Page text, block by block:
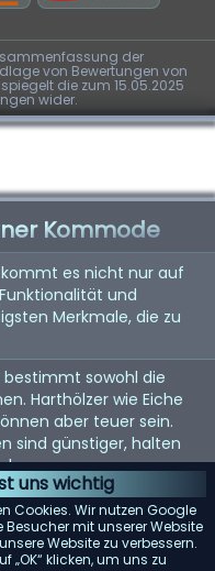
uns wichtig
Cookies. Wir nutzen Google
mit unserer Website
Website zu verbessern.
„OK“ klicken, um uns zu
der
von Bewertungen von
die zum 15.05.2025
wider.
Kommode
es nicht nur auf
und
Merkmale, die zu
bestimmt sowohl die
Harthölzer wie Eiche
aber teuer sein.
sind günstiger, halten
lange.
Sie, wie viel Stauraum
Ihrem Zimmer zur
Bereich, in dem Sie die